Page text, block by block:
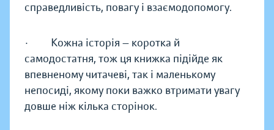
справедливість, повагу і взаємодопомогу.
· Кожна історія — коротка й
самодостатня, тож ця книжка підійде як
впевненому читачеві, так і маленькому
непосиді, якому поки важко втримати увагу
довше ніж кілька сторінок.